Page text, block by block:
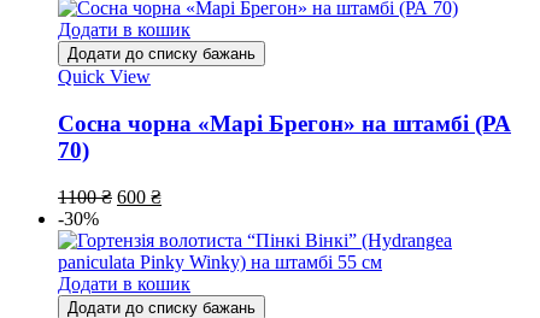
Додати в кошик
Додати до списку бажань
Quick View
Сосна чорна «Марі Брегон» на штамбі (РА
70)
1100₴ 600 ₴
-30%
Додати в кошик
Додати до списку бажань